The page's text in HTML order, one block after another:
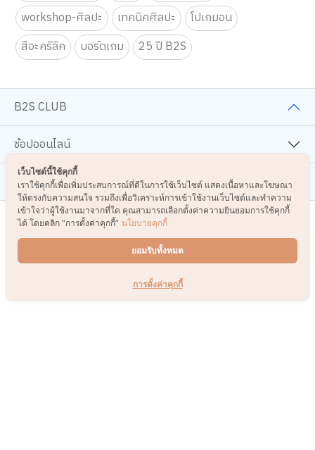
workshop-ศิลปะ
เทคนิคศิลปะ
โปเกมอน
สีอะคริลิค
บอร์ดเกม 25 ปี B2S
B2S CLUB
ช้อปออนไลน์
เกี่ยวกับเรา
รับข่าวสารและโปรโมชั่น
เว็บไซต์นี้ใช้คุกกี้
เราใช้คุกกี้เพื่อเพิ่มประสบการณ์ที่ดีในการใช้เว็บไซต์ แสดงเนื้อหาและโฆษณา
ให้ตรงกับความสนใจ รวมถึงเพื่อวิเคราะห์การเข้าใช้งานเว็บไซต์และทำความ
เข้าใจว่าผู้ใช้งานมาจากที่ใด คุณสามารถเลือกตั้งค่าความยินยอมการใช้คุกกี้
ได้ โดยคลิก “การตั้งค่าคุกกี้” นโยบายคุกกี้
ยอมรับทั้งหมด
การตั้งค่าคุกกี้